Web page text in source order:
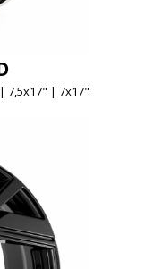
7,5x17" | 7x17"